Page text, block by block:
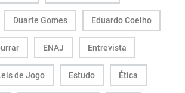
Duarte Gomes Eduardo Coelho
ENAJ Entrevista
de Jogo Estudo Ética